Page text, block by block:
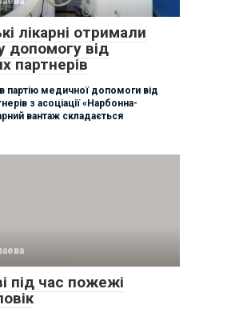
лікарні отримали
допомогу від
партнерів
партію медичної допомоги від
з асоціації «Нарбонна-
вантаж складається
під час пожежі